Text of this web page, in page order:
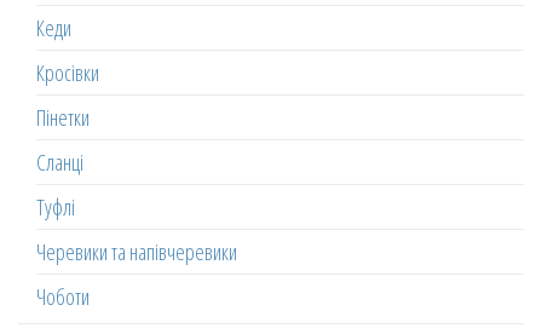
Кеди
Кросівки
Пінетки
Сланці
Туфлі
Черевики та напівчеревики
Чоботи